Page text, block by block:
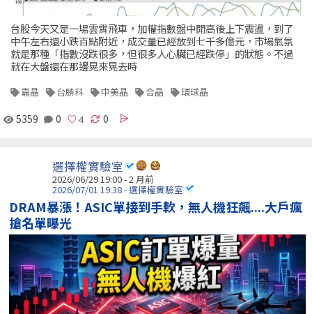
台股今天又是一場雲霄飛車，加權指數盤中開高後上下震盪，到了
中午左右還小跌百點附近，成交量已經放到七千多億元，市場氣氛
就是那種「指數沒跌很多，但很多人心臟已經跌停」的狀態。不過
就在大盤還在那邊晃來晃去時
嘉晶 台勝科 中美晶 合晶 環球晶
5359 0 0
選擇權實驗室
2026/06/29 19:00 - 2 月前
2026/07/01 19:38 - 選擇權實驗室
DRAM暴漲！ASIC單接到手軟，無人機狂飆....大戶瘋
搶名單曝光